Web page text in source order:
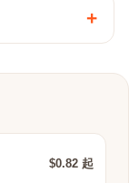
+
$0.82 起